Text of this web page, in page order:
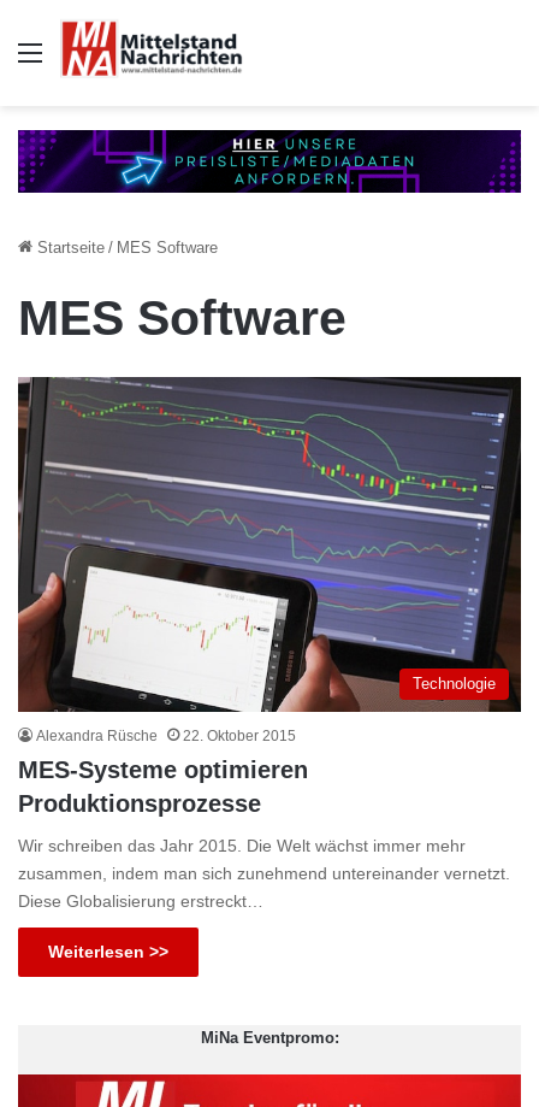
Auswahl
Startseite / MES Software
MES Software
Technologie
Alexandra Rüsche 22. Oktober 2015
MES-Systeme optimieren
Produktionsprozesse
Wir schreiben das Jahr 2015. Die Welt wächst immer mehr
zusammen, indem man sich zunehmend untereinander vernetzt.
Diese Globalisierung erstreckt…
Weiterlesen >>
MiNa Eventpromo: